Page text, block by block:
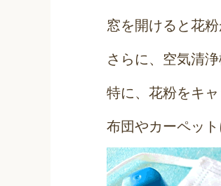
窓を開けると花
さらに、空気清
特に、花粉をキ
布団やカーペッ